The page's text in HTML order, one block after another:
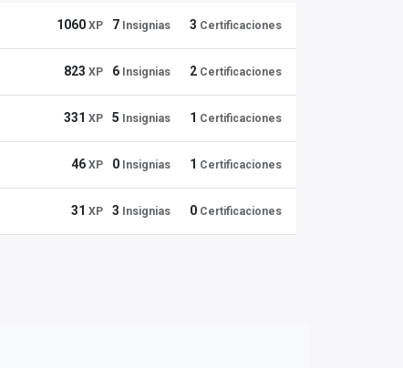
1060 XP 7 Insignias 3 Certificaciones
823 XP 6 Insignias 2 Certificaciones
331 XP 5 Insignias 1 Certificaciones
46 XP 0 Insignias 1 Certificaciones
31 XP 3 Insignias 0 Certificaciones